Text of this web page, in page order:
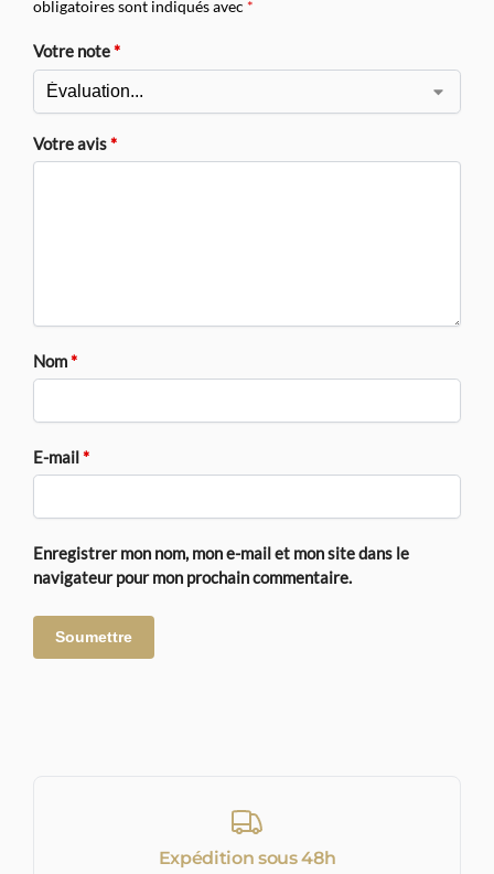
obligatoires sont indiqués avec *
Votre note*
Votre avis*
Nom*
E-mail*
Enregistrer mon nom, mon e-mail et mon site dans le
navigateur pour mon prochain commentaire.
Expédition sous 48h